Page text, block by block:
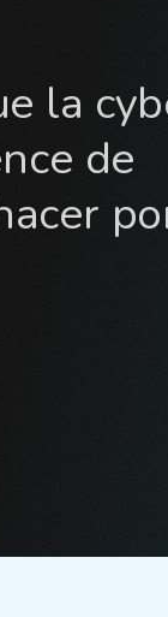
la
de